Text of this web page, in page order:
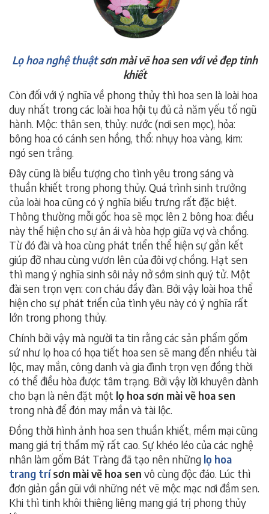
Lọ hoa nghệ thuật sơn mài vẽ hoa sen với vẻ đẹp tinh
khiết
Còn đối với ý nghĩa về phong thủy thì hoa sen là loài hoa
duy nhất trong các loài hoa hội tụ đủ cả năm yếu tố ngũ
hành. Mộc: thân sen, thủy: nước (nơi sen mọc), hỏa:
bông hoa có cánh sen hồng, thổ: nhụy hoa vàng, kim:
ngó sen trắng.
Đây cũng là biểu tượng cho tình yêu trong sáng và
thuần khiết trong phong thủy. Quá trình sinh trưởng
của loài hoa cũng có ý nghĩa biểu trưng rất đặc biệt.
Thông thường mỗi gốc hoa sẽ mọc lên 2 bông hoa: điều
này thể hiện cho sự ân ái và hòa hợp giữa vợ và chồng.
Từ đó đài và hoa cùng phát triển thể hiện sự gắn kết
giúp đỡ nhau cùng vươn lên của đôi vợ chồng. Hạt sen
thì mang ý nghĩa sinh sôi nảy nở sớm sinh quý tử. Một
đài sen trọn vẹn: con cháu đầy đàn. Bởi vậy loài hoa thể
hiện cho sự phát triển của tình yêu này có ý nghĩa rất
lớn trong phong thủy.
Chính bởi vậy mà người ta tin rằng các sản phẩm gốm
sứ như lọ hoa có họa tiết hoa sen sẽ mang đến nhiều tài
lộc, may mắn, công danh và gia đình trọn vẹn đồng thời
có thể điều hòa được tâm trạng. Bởi vậy lời khuyên dành
cho bạn là nên đặt một lọ hoa sơn mài vẽ hoa sen
trong nhà để đón may mắn và tài lộc.
Đồng thời hình ảnh hoa sen thuần khiết, mềm mại cũng
mang giá trị thẩm mỹ rất cao. Sự khéo léo của các nghệ
nhân làm gốm Bát Tràng đã tạo nên những lọ hoa
trang trísơn mài vẽ hoa sen vô cùng độc đáo. Lúc thì
đơn giản gần gũi với những nét vẽ mộc mạc nơi đầm sen.
Khi thì tinh khôi thiêng liêng mang giá trị phong thủy